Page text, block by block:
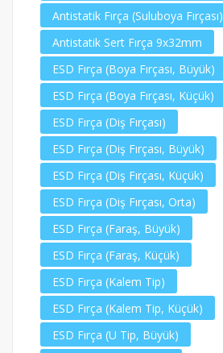
Antistatik Fırça (Suluboya Fırçası)
Antistatik Sert Fırça 9x32mm
ESD Fırça (Boya Fırçası, Büyük)
ESD Fırça (Boya Fırçası, Küçük)
ESD Fırça (Diş Fırçası)
ESD Fırça (Diş Fırçası, Büyük)
ESD Fırça (Diş Fırçası, Küçük)
ESD Fırça (Diş Fırçası, Orta)
ESD Fırça (Faraş, Büyük)
ESD Fırça (Faraş, Küçük)
ESD Fırça (Kalem Tip)
ESD Fırça (Kalem Tip, Küçük)
ESD Fırça (U Tip, Büyük)